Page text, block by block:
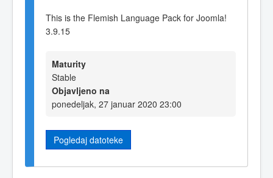
This is the Flemish Language Pack for Joomla!
3.9.15
Maturity
Stable
Objavljeno na
ponedeljak, 27 januar 2020 23:00
Pogledaj datoteke